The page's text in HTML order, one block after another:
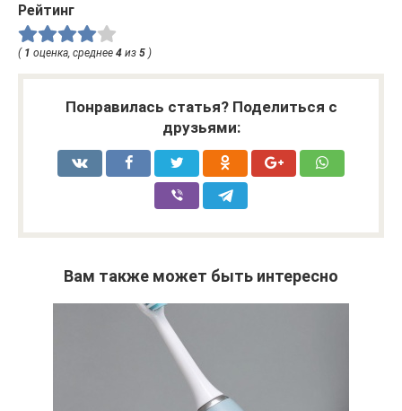
Рейтинг
( 1 оценка, среднее 4 из 5 )
Понравилась статья? Поделиться с
друзьями:
Вам также может быть интересно